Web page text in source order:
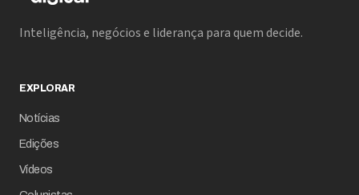
Inteligência, negócios e liderança para quem decide.
EXPLORAR
Notícias
Edições
Vídeos